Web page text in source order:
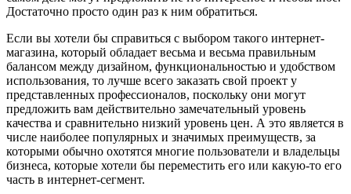
Достаточно просто один раз к ним обратиться.
Если вы хотели бы справиться с выбором такого интернет-
магазина, который обладает весьма и весьма правильным
балансом между дизайном, функциональностью и удобством
использования, то лучше всего заказать свой проект у
представленных профессионалов, поскольку они могут
предложить вам действительно замечательный уровень
качества и сравнительно низкий уровень цен. А это является в
числе наиболее популярных и значимых преимуществ, за
которыми обычно охотятся многие пользователи и владельцы
бизнеса, которые хотели бы переместить его или какую-то его
часть в интернет-сегмент.